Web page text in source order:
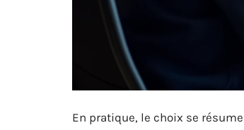
En pratique, le choix se